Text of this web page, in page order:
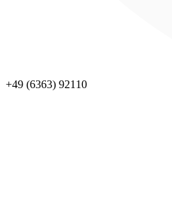
+49 (6363) 92110